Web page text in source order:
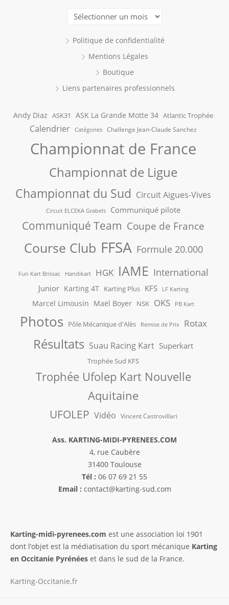
Archives
Politique de confidentialité
Mentions Légales
Boutique
Liens partenaires professionnels
Andy Diaz ASK31 ASK La Grande Motte 34 Atlantic Trophée
Calendrier Catégories Challenge Jean-Claude Sanchez
Championnat de France
Championnat de Ligue
Championnat du Sud Circuit Aigues-Vives
Circuit ELCEKA Grabels Communiqué pilote
Communiqué Team Coupe de France
Course Club FFSA Formule 20.000
Fun Kart Brissac Handikart HGK IAME International
Junior Karting 4T Karting Plus KFS LF Karting
Marcel Limousin Maël Boyer NSK OKS PB Kart
Photos Pôle Mécanique d'Alès Remise de Prix Rotax
Résultats Suau Racing Kart Superkart
Trophée Sud KFS
Trophée Ufolep Kart Nouvelle
Aquitaine
UFOLEP Vidéo Vincent Castrovillari
Ass. KARTING-MIDI-PYRENEES.COM
4, rue Caubère
31400 Toulouse
Tél : 06 07 69 21 55
Email : contact@karting-sud.com
Karting-midi-pyrenees.com est une association loi 1901
dont l’objet est la médiatisation du sport mécanique Karting
en Occitanie Pyrénées et dans le sud de la France.
Karting-Occitanie.fr